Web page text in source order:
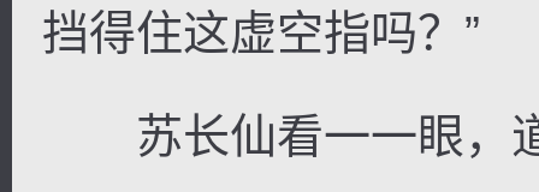
挡得住这虚空指吗？”
苏长仙看一一眼，道